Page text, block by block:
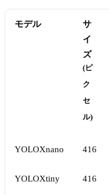
モデル
サ
イ
ズ
(ピ
ク
セ
ル)
YOLOXnano 416
YOLOXtiny 416